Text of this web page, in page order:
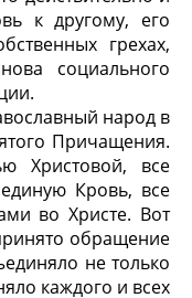
к другому, его
грехах,
социального
народ в
Причащения.
Христовой, все
Кровь, все
во Христе. Вот
обращение
не только
каждого и всех